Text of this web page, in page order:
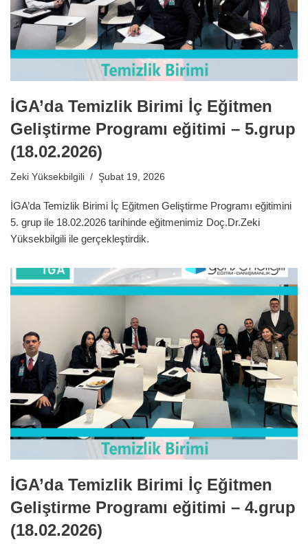
İGA’da Temizlik Birimi İç Eğitmen
Geliştirme Programı eğitimi – 5.grup
(18.02.2026)
Zeki Yüksekbilgili Şubat 19, 2026
İGA’da Temizlik Birimi İç Eğitmen Geliştirme Programı eğitimini
5. grup ile 18.02.2026 tarihinde eğitmenimiz Doç.Dr.Zeki
Yüksekbilgili ile gerçekleştirdik.
İGA’da Temizlik Birimi İç Eğitmen
Geliştirme Programı eğitimi – 4.grup
(18.02.2026)